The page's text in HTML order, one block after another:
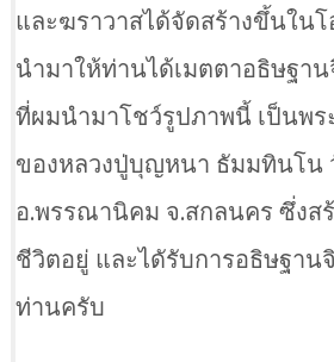
และฆราวาสได้จัดสร้างขึ้นในโ
นำมาให้ท่านได้เมตตาอธิษฐาน
ที่ผมนำมาโชว์รูปภาพนี้ เป็นพร
ของหลวงปู่บุญหนา ธัมมทินโน
อ.พรรณานิคม จ.สกลนคร ซึ่งส
ชีวิตอยู่ และไดัรับการอธิษฐาน
ท่านครับ